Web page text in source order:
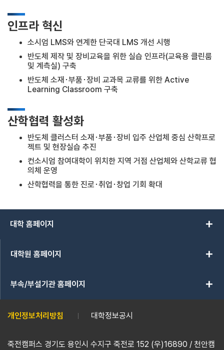
인프라 혁신
소시엄 LMS와 연계한 단국대 LMS 개선 시행
반도체 제작 및 장비교육을 위한 실습 인프라(교육용 클린룸
및 계측실) 구축
반도체 소재･부품･장비 교과목 교류를 위한 Active
Learning Classroom 구축
산학협력 활성화
반도체 클러스터 소재･부품･장비 입주 산업체 중심 산학프로
젝트 및 현장실습 추진
컨소시엄 참여대학이 위치한 지역 거점 산업체와 산학교류 협
의체 운영
산학협력을 통한 진로･취업･창업 기회 확대
대학 홈페이지 add
대학원 홈페이지 add
부속/부설기관 홈페이지 add
개인정보처리방침 대학정보공시
죽전캠퍼스 경기도 용인시 수지구 죽전로 152 (우)16890 / 천안캠